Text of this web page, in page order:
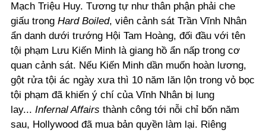
Mạch Triệu Huy. Tương tự như thân phận phải che
giấu trong Hard Boiled, viên cảnh sát Trần Vĩnh Nhân
ẩn danh dưới trướng Hội Tam Hoàng, đối đầu với tên
tội phạm Lưu Kiến Minh là giang hồ ẩn nấp trong cơ
quan cảnh sát. Nếu Kiến Minh dần muốn hoàn lương,
gột rửa tội ác ngày xưa thì 10 năm lăn lộn trong vỏ bọc
tội phạm đã khiến ý chí của Vĩnh Nhân bị lung
lay... Infernal Affairs thành công tới nỗi chỉ bốn năm
sau, Hollywood đã mua bản quyền làm lại. Riêng